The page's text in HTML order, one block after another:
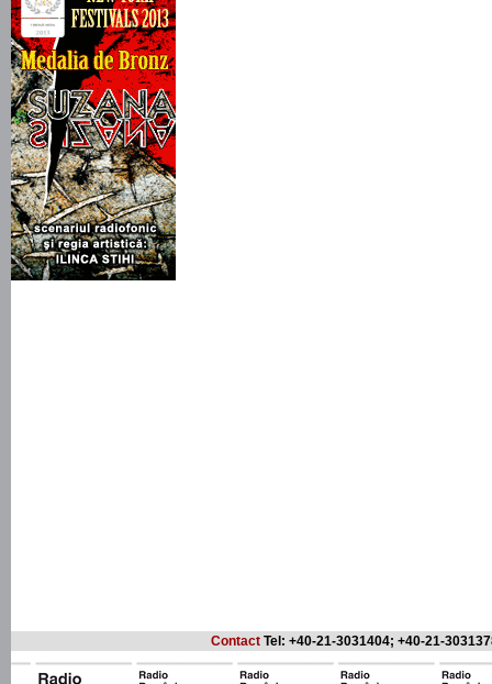
Contact Tel: +40-21-3031404; +40-21-